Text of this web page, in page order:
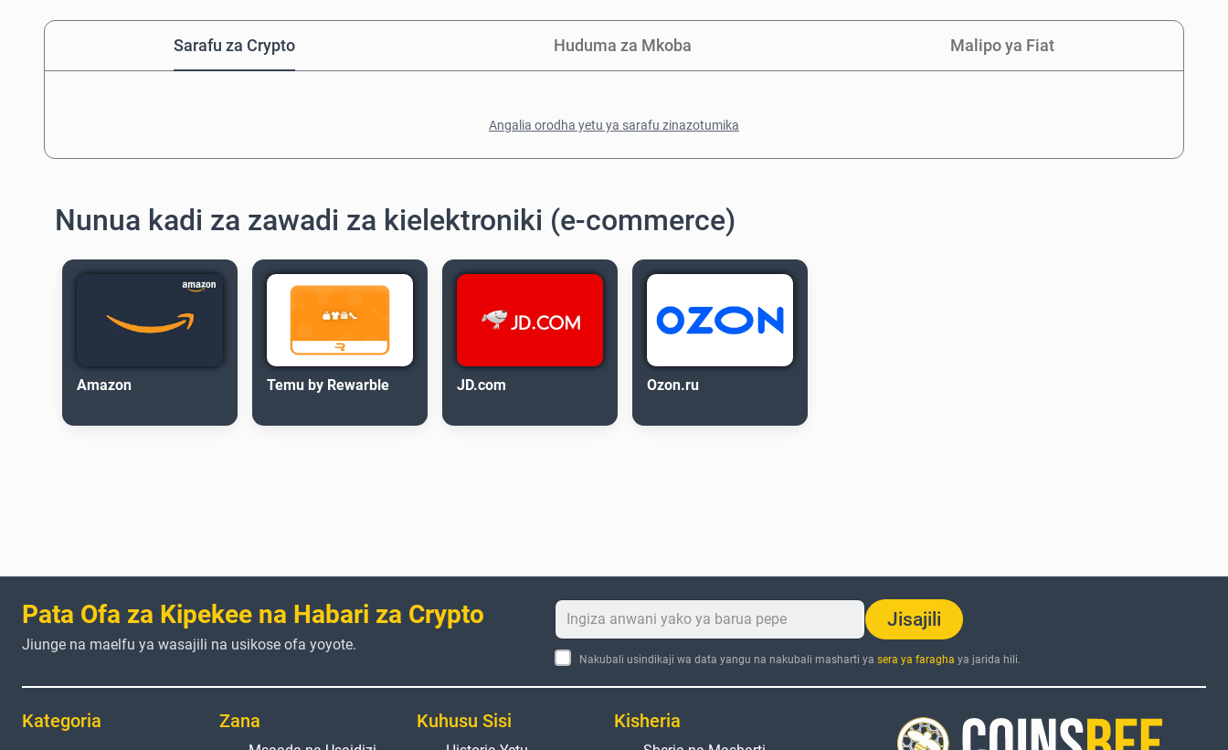
Sarafu za Crypto Huduma za Mkoba Malipo ya Fiat
Angalia orodha yetu ya sarafu zinazotumika
Nunua kadi za zawadi za kielektroniki (e-commerce)
Amazon Temu by Rewarble JD.com Ozon.ru
Pata Ofa za Kipekee na Habari za Crypto
Jiunge na maelfu ya wasajili na usikose ofa yoyote.
Jisajili
Nakubali usindikaji wa data yangu na nakubali masharti ya sera ya faragha ya jarida hili.
Kategoria Zana Kuhusu Sisi Kisheria